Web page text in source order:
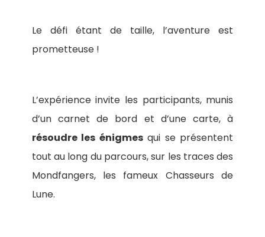
Le défi étant de taille, l’aventure est
prometteuse !
L’expérience invite les participants, munis
d’un carnet de bord et d’une carte, à
résoudre les énigmesqui se présentent
tout au long du parcours, sur les traces des
Mondfangers, les fameux Chasseurs de
Lune.